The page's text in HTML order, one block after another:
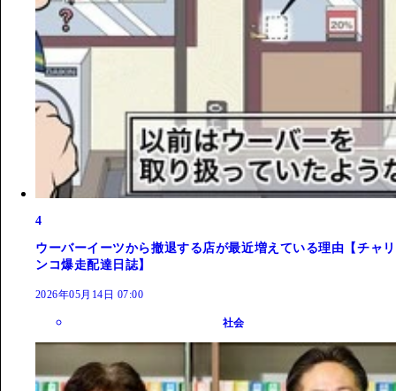
4
ウーバーイーツから撤退する店が最近増えている理由【チャリ
ンコ爆走配達日誌】
2026年05月14日 07:00
社会